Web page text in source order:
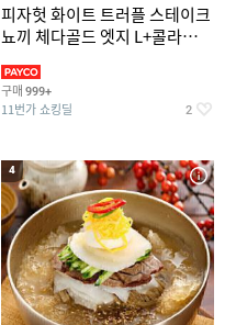
피자헛 화이트 트러플 스테이크
뇨끼 체다골드 엣지 L+콜라
구매 999+
11번가 쇼킹딜 2
4